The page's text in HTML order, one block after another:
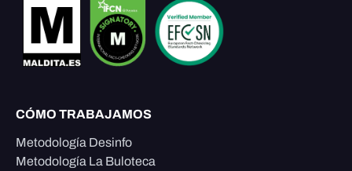
CÓMO TRABAJAMOS
Metodología Desinfo
Metodología La Buloteca